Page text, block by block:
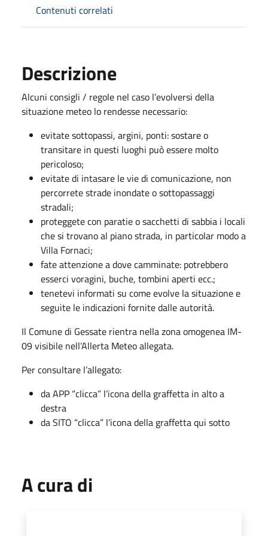
Contenuti correlati
Descrizione
Alcuni consigli / regole nel caso l’evolversi della
situazione meteo lo rendesse necessario:
evitate sottopassi, argini, ponti: sostare o
transitare in questi luoghi può essere molto
pericoloso;
evitate di intasare le vie di comunicazione, non
percorrete strade inondate o sottopassaggi
stradali;
proteggete con paratie o sacchetti di sabbia i locali
che si trovano al piano strada, in particolar modo a
Villa Fornaci;
fate attenzione a dove camminate: potrebbero
esserci voragini, buche, tombini aperti ecc.;
tenetevi informati su come evolve la situazione e
seguite le indicazioni fornite dalle autorità.
Il Comune di Gessate rientra nella zona omogenea IM-
09 visibile nell’Allerta Meteo allegata.
Per consultare l’allegato:
da APP “clicca” l’icona della graffetta in alto a
destra
da SITO “clicca” l’icona della graffetta qui sotto
A cura di